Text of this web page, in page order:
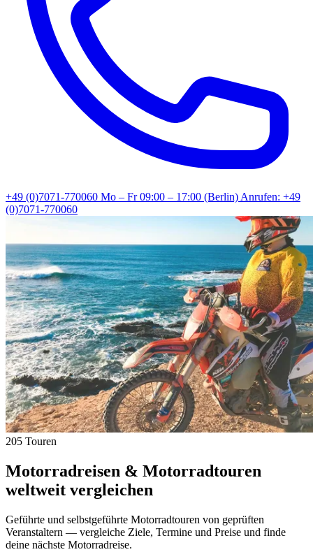
+49 (0)7071-770060 Mo – Fr 09:00 – 17:00 (Berlin)Anrufen: +49
(0)7071-770060
205 Touren
Motorradreisen & Motorradtouren
weltweit vergleichen
Geführte und selbstgeführte Motorradtouren von geprüften
Veranstaltern — vergleiche Ziele, Termine und Preise und finde
deine nächste Motorradreise.